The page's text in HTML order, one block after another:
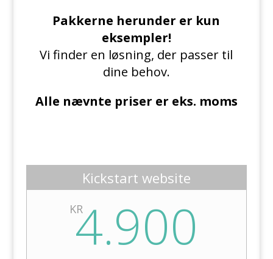
Pakkerne herunder er kun
eksempler!
Vi finder en løsning, der passer til
dine behov.
Alle nævnte priser er eks. moms
Kickstart website
KR
4.900